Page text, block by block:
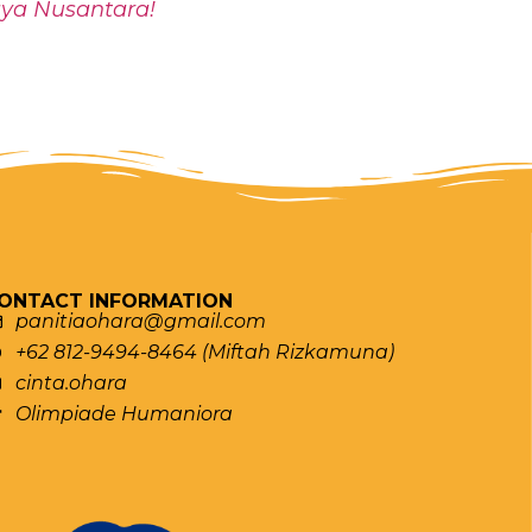
Nusantara!
INFORMATION
panitiaohara@gmail.com
+62 812-9494-8464 (Miftah Rizkamuna)
cinta.ohara
Olimpiade Humaniora